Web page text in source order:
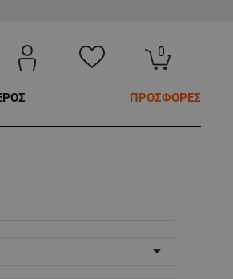
0
ΠΡΟΣΦΟΡΕΣ
